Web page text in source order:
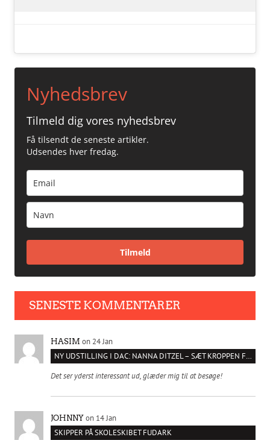
Nyhedsbrev
Tilmeld dig vores nyhedsbrev
Få tilsendt de seneste artikler.
Udsendes hver fredag.
Tilmeld
SENESTE KOMMENTARER
HASIM on 24 Jan
NY UDSTILLING I DAC: NANNA DITZEL – SÆT KROPPEN FRI
Det ser yderst interessant ud, glæder mig til at besøge!
JOHNNY on 14 Jan
SKIPPER PÅ SKOLESKIBET FUDARK